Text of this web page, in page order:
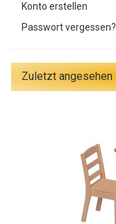
Konto erstellen
Passwort vergessen?
Zuletzt angesehen